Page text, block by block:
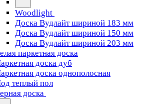
Woodlight
Доска Вудлайт шириной 183 мм
Доска Вудлайт шириной 150 мм
Доска Вудлайт шириной 203 мм
паркетная доска
доска дуб
доска однополосная
теплый пол
доска